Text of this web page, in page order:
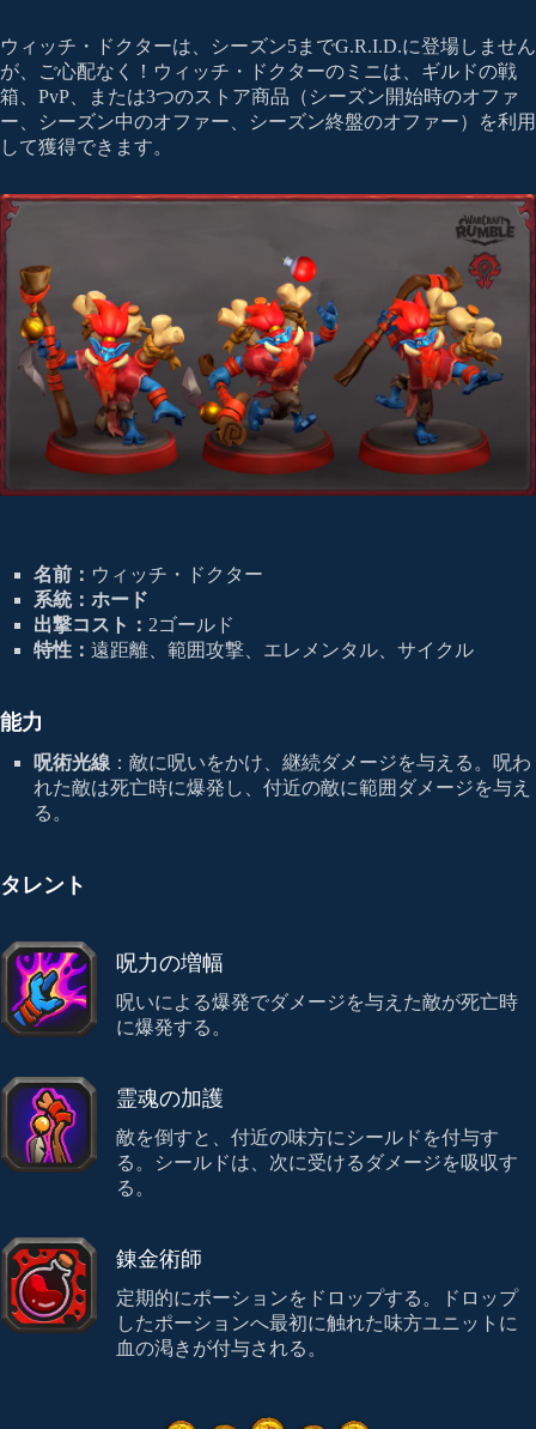
ウィッチ・ドクターは、シーズン5までG.R.I.D.に登場しません
が、ご心配なく！ウィッチ・ドクターのミニは、ギルドの戦
箱、PvP、または3つのストア商品（シーズン開始時のオファ
ー、シーズン中のオファー、シーズン終盤のオファー）を利用
して獲得できます。
名前： ウィッチ・ドクター
系統：ホード
出撃コスト： 2ゴールド
特性： 遠距離、範囲攻撃、エレメンタル、サイクル
能力
呪術光線 ：敵に呪いをかけ、継続ダメージを与える。呪わ
れた敵は死亡時に爆発し、付近の敵に範囲ダメージを与え
る。
タレント
呪力の増幅
呪いによる爆発でダメージを与えた敵が死亡時
に爆発する。
霊魂の加護
敵を倒すと、付近の味方にシールドを付与す
る。シールドは、次に受けるダメージを吸収す
る。
錬金術師
定期的にポーションをドロップする。ドロップ
したポーションへ最初に触れた味方ユニットに
血の渇きが付与される。